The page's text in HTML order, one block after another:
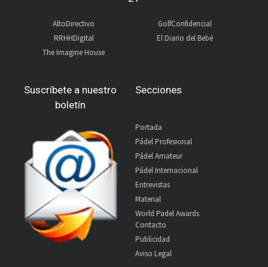
AltoDirectivo
RRHHDigital
The Imagine House
GolfConfidencial
El Diario del Bebé
Suscríbete a nuestro
boletín
Secciones
Portada
Pádel Profesional
Pádel Amateur
Pádel Internacional
Entrevistas
Material
World Padel Awards
Contacto
Publicidad
Aviso Legal